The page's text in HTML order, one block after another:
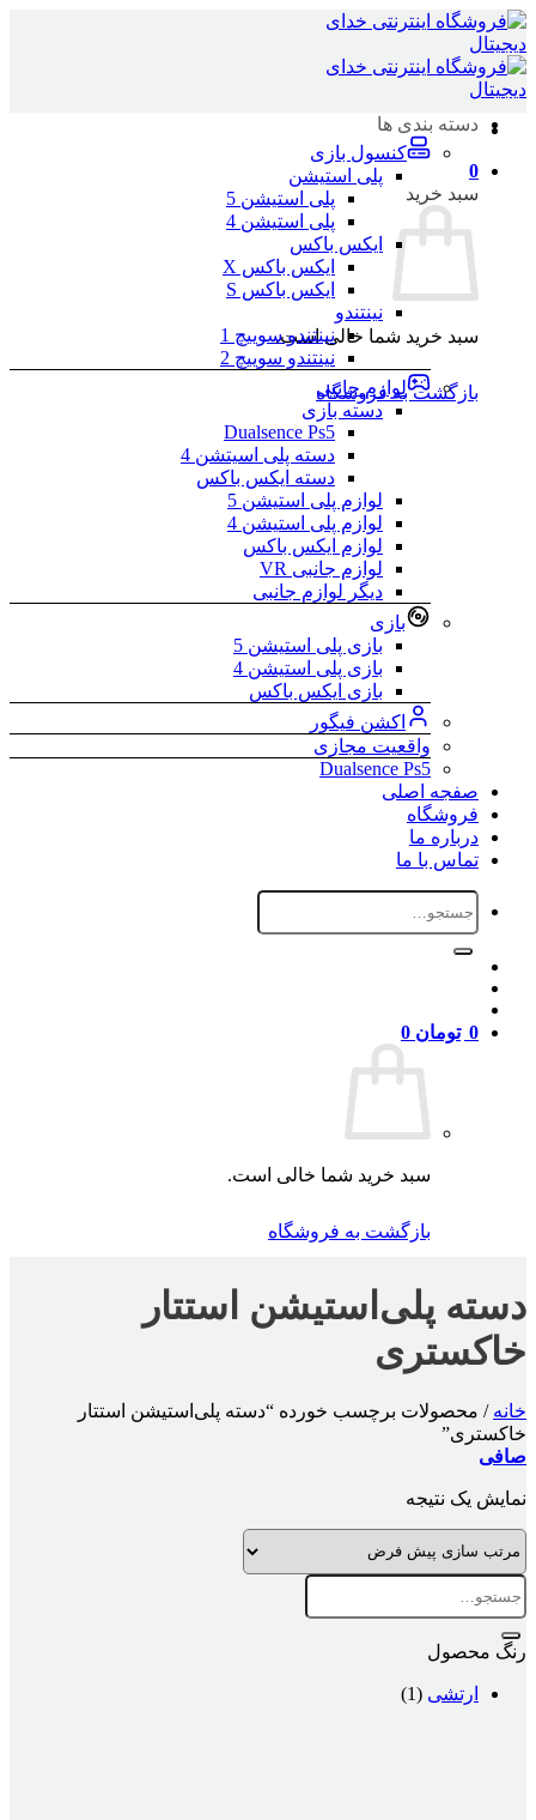
Skip
to
content
0
سبد خرید
سبد خرید شما خالی است.
بازگشت به فروشگاه
دسته بندی ها
کنسول بازی
پلی استیشن
پلی استیشن 5
پلی استیشن 4
ایکس باکس
ایکس باکس X
ایکس باکس S
نینتندو
نینتندو سوییچ 1
نینتندو سوییچ 2
لوازم جانبی
دسته بازی
Dualsence Ps5
دسته پلی اسیتشن 4
دسته ایکس باکس
لوازم پلی استیشن 5
لوازم پلی استیشن 4
لوازم ایکس باکس
لوازم جانبی VR
دیگر لوازم جانبی
بازی
بازی پلی استیشن 5
بازی پلی استیشن 4
بازی ایکس باکس
اکشن فیگور
واقعیت مجازی
Dualsence Ps5
صفجه اصلی
فروشگاه
درباره ما
تماس با ما
جستجو
برای:
0 تومان 0
سبد خرید شما خالی است.
بازگشت به فروشگاه
دسته پلی‌استیشن استتار
خاکستری
خانه / محصولات برچسب خورده “دسته پلی‌استیشن استتار
خاکستری”
صافی
نمایش یک نتیجه
جستجو
برای:
رنگ محصول
ارتشی (1)